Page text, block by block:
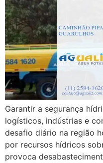
Garantir a segurança
logísticos, indústrias e
desafio diário na região
por recursos hídricos
provoca